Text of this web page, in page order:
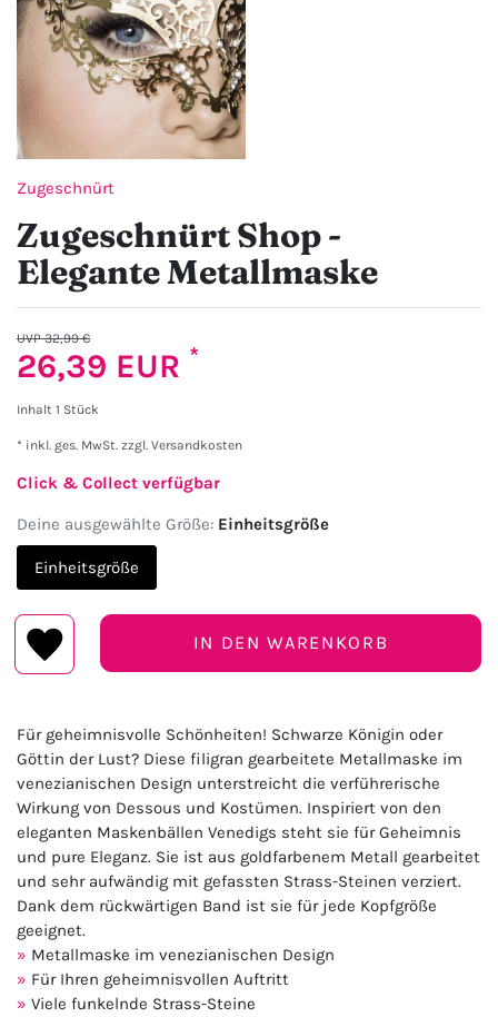
Zugeschnürt
Zugeschnürt Shop -
Elegante Metallmaske
UVP 32,99 €
26,39 EUR *
Inhalt 1 Stück
* inkl. ges. MwSt. zzgl. Versandkosten
Click & Collect verfügbar
Deine ausgewählte Größe: Einheitsgröße
Einheitsgröße
IN DEN WARENKORB
Für geheimnisvolle Schönheiten! Schwarze Königin oder
Göttin der Lust? Diese filigran gearbeitete Metallmaske im
venezianischen Design unterstreicht die verführerische
Wirkung von Dessous und Kostümen. Inspiriert von den
eleganten Maskenbällen Venedigs steht sie für Geheimnis
und pure Eleganz. Sie ist aus goldfarbenem Metall gearbeitet
und sehr aufwändig mit gefassten Strass-Steinen verziert.
Dank dem rückwärtigen Band ist sie für jede Kopfgröße
geeignet.
Metallmaske im venezianischen Design
Für Ihren geheimnisvollen Auftritt
Viele funkelnde Strass-Steine